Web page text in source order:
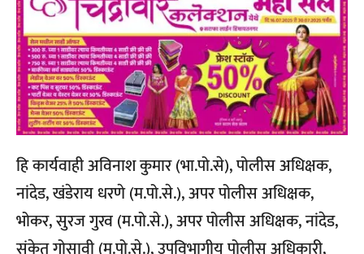
हि कार्यवाही अविनाश कुमार (भा.पो.से), पोलीस अधिक्षक,
नांदेड, खंडेराय धरणे (म.पो.से.), अपर पोलीस अधिक्षक,
भोकर, सुरज गुरव (म.पो.से.), अपर पोलीस अधिक्षक, नांदेड,